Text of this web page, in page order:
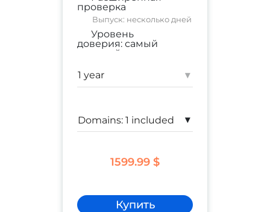
проверка
Выпуск: несколько дней
Уровень
доверия: самый
высокий
Гарантия: $ 1,750,000
▾
▾
1599.99 $
Купить